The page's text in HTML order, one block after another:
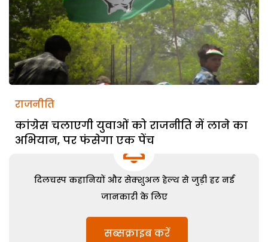
राजनीति
कांग्रेस चलाएगी युवाओं को राजनीति में लाने का
अभियान, पर फंसेगा एक पेंच
दिलचस्प कहानियों और सेक्शुअल हेल्थ से जुड़ी हर नई
जानकारी के लिए
सब्सक्राइब करें